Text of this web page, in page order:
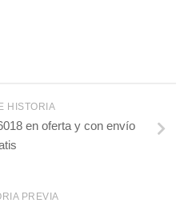
HISTORIA
en oferta y con envío
PREVIA